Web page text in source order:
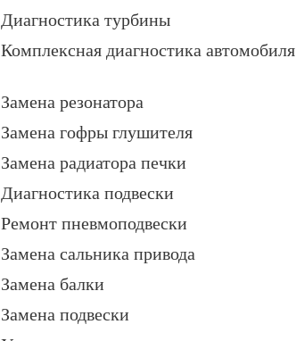
Диагностика турбины
Комплексная диагностика автомобиля
Замена резонатора
Замена гофры глушителя
Замена радиатора печки
Диагностика подвески
Ремонт пневмоподвески
Замена сальника привода
Замена балки
Замена подвески